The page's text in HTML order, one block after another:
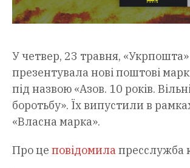
У четвер, 23 травня, «Укрпошта»
презентувала нові поштові
під назвою «Азов. 10 років.
боротьбу». Їх випустили в
«Власна марка».
Про це повідомилапресслужба